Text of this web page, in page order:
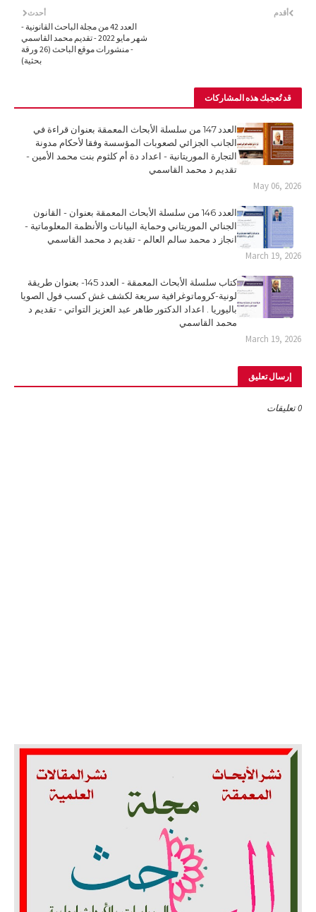
أحدث
العدد 42 من مجلة الباحث القانونية -
شهر مايو 2022 - تقديم محمد القاسمي
- منشورات موقع الباحث (26 ورقة
بحثية)
أقدم
قد تُعجبك هذه المشاركات
العدد 147 من سلسلة الأبحاث المعمقة بعنوان قراءة في
الجانب الجزائي لصعوبات المؤسسة وفقا لأحكام مدونة
التجارة الموريتانية - اعداد دة أم كلثوم بنت محمد الأمين -
تقديم د محمد القاسمي
May 06, 2026
العدد 146 من سلسلة الأبحاث المعمقة بعنوان - القانون
الجنائي الموريتاني وحماية البيانات والأنظمة المعلوماتية -
انجاز د محمد سالم العالم - تقديم د محمد القاسمي
March 19, 2026
كتاب سلسلة الأبحاث المعمقة - العدد 145- بعنوان طريقة
لونية-كروماتوغرافية سريعة لكشف غش كسب فول الصويا
باليوريا . اعداد الدكتور طاهر عبد العزيز التواتي - تقديم د
محمد القاسمي
March 19, 2026
إرسال تعليق
0 تعليقات